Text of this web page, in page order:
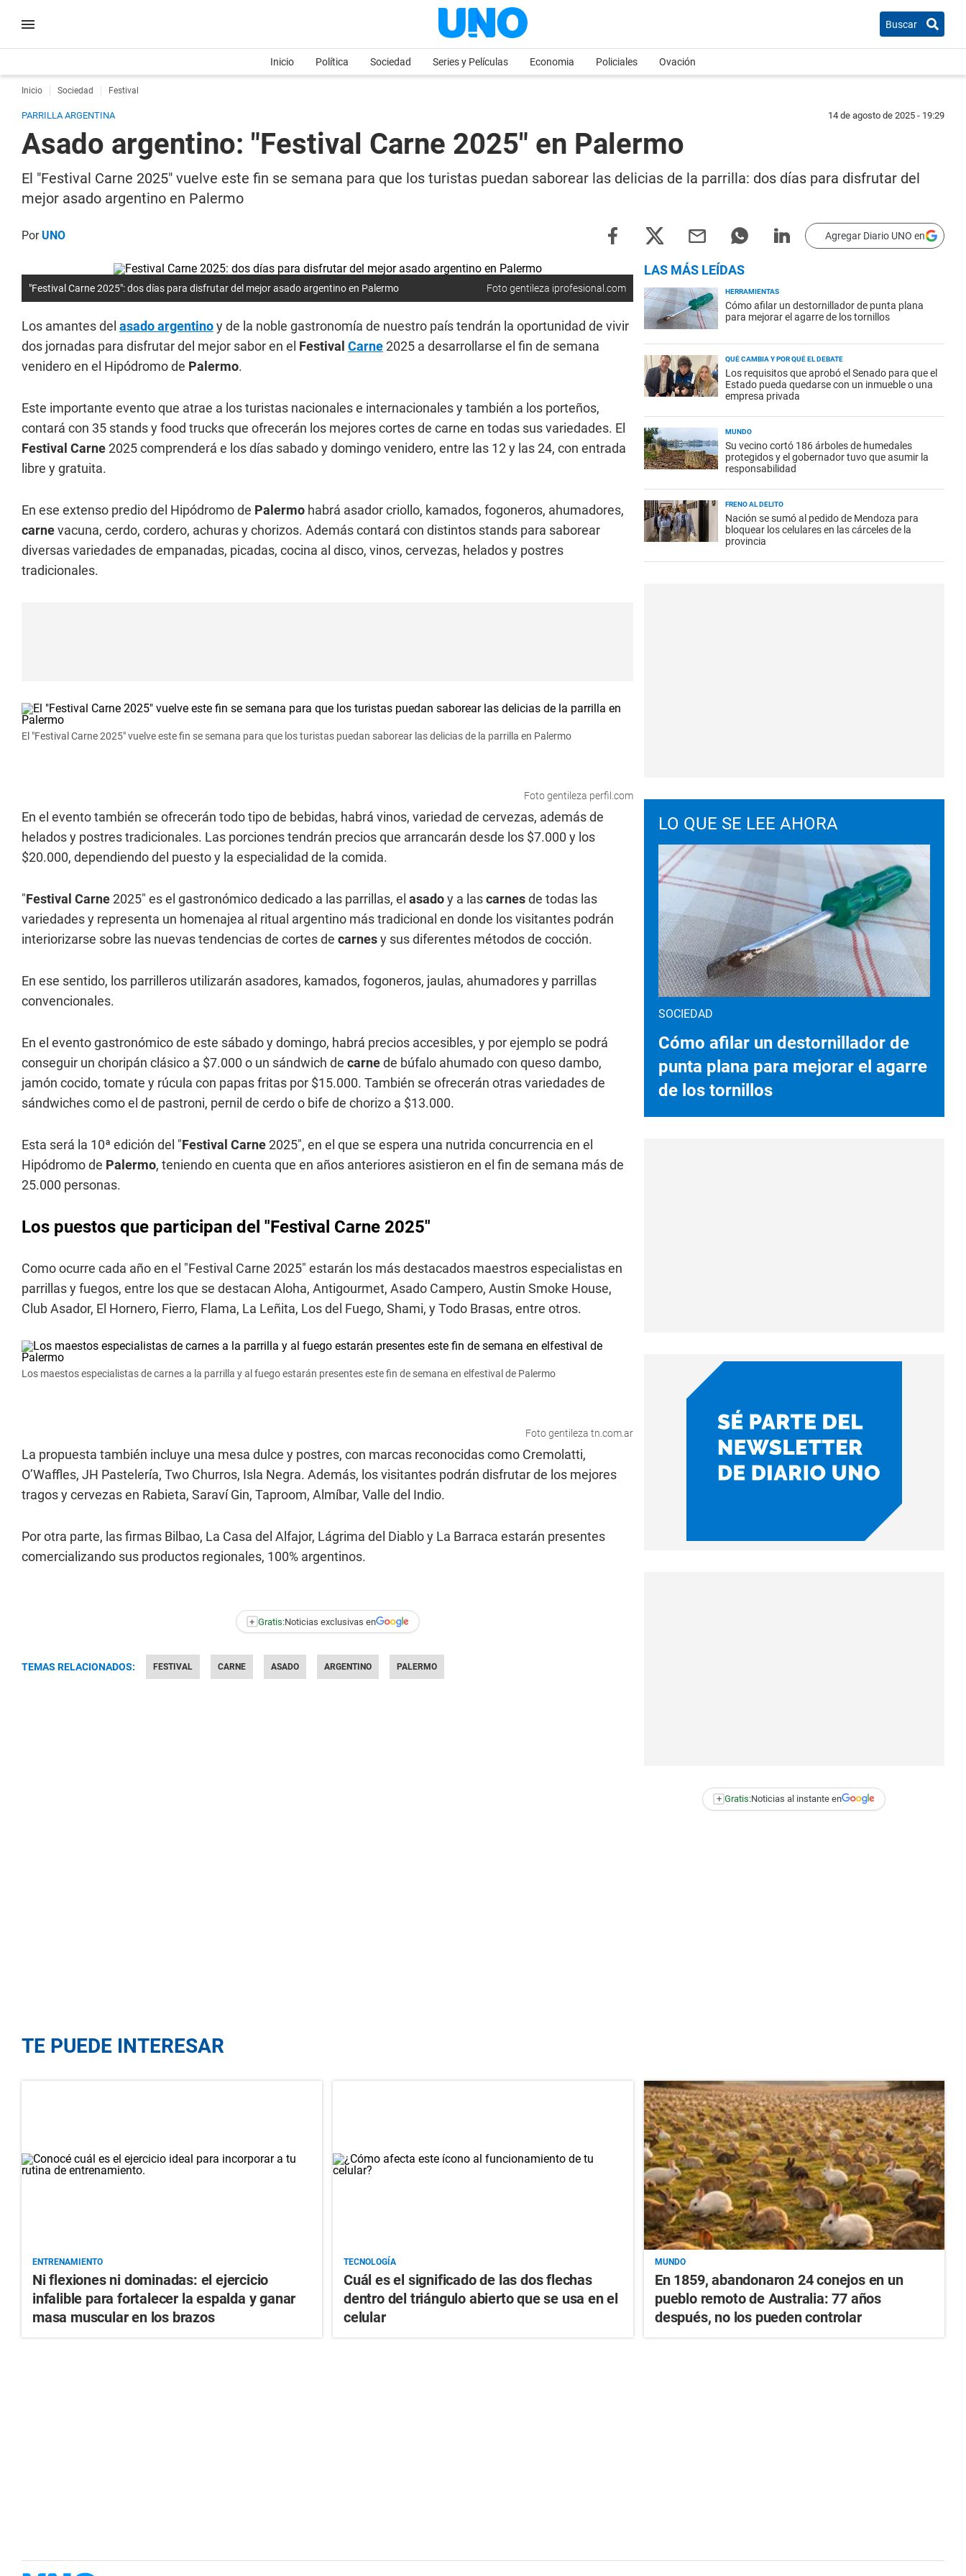
Buscar
Inicio Política Sociedad Series y Películas Economia Policiales Ovación
Inicio Sociedad Festival
PARRILLA ARGENTINA 14 de agosto de 2025 - 19:29
Asado argentino: "Festival Carne 2025" en Palermo
El "Festival Carne 2025" vuelve este fin se semana para que los turistas puedan saborear las delicias de la parrilla: dos días para disfrutar del
mejor asado argentino en Palermo
PorUNO Agregar Diario UNO en
"Festival Carne 2025": dos días para disfrutar del mejor asado argentino en Palermo Foto gentileza iprofesional.com
Los amantes del asado argentinoy de la noble gastronomía de nuestro país tendrán la oportunidad de vivir
dos jornadas para disfrutar del mejor sabor en el Festival Carne2025 a desarrollarse el fin de semana
venidero en el Hipódromo de Palermo.
Este importante evento que atrae a los turistas nacionales e internacionales y también a los porteños,
contará con 35 stands y food trucks que ofrecerán los mejores cortes de carne en todas sus variedades. El
Festival Carne2025 comprenderá e los días sabado y domingo venidero, entre las 12 y las 24, con entrada
libre y gratuita.
En ese extenso predio del Hipódromo de Palermo habrá asador criollo, kamados, fogoneros, ahumadores,
carnevacuna, cerdo, cordero, achuras y chorizos. Además contará con distintos stands para saborear
diversas variedades de empanadas, picadas, cocina al disco, vinos, cervezas, helados y postres
tradicionales.
El "Festival Carne 2025" vuelve este fin se semana para que los turistas puedan saborear las delicias de la parrilla en Palermo
Foto gentileza perfil.com
En el evento también se ofrecerán todo tipo de bebidas, habrá vinos, variedad de cervezas, además de
helados y postres tradicionales. Las porciones tendrán precios que arrancarán desde los $7.000 y los
$20.000, dependiendo del puesto y la especialidad de la comida.
"Festival Carne2025" es el gastronómico dedicado a las parrillas, el asadoy a lascarnesde todas las
variedades y representa un homenajea al ritual argentino más tradicional en donde los visitantes podrán
interiorizarse sobre las nuevas tendencias de cortes de carnesy sus diferentes métodos de cocción.
En ese sentido, los parrilleros utilizarán asadores, kamados, fogoneros, jaulas, ahumadores y parrillas
convencionales.
En el evento gastronómico de este sábado y domingo, habrá precios accesibles, y por ejemplo se podrá
conseguir un choripán clásico a $7.000 o un sándwich de carnede búfalo ahumado con queso dambo,
jamón cocido, tomate y rúcula con papas fritas por $15.000. También se ofrecerán otras variedades de
sándwiches como el de pastroni, pernil de cerdo o bife de chorizo a $13.000.
Esta será la 10ª edición del "Festival Carne2025", en el que se espera una nutrida concurrencia en el
Hipódromo de Palermo, teniendo en cuenta que en años anteriores asistieron en el fin de semana más de
25.000 personas.
Los puestos que participan del "Festival Carne 2025"
Como ocurre cada año en el "Festival Carne 2025" estarán los más destacados maestros especialistas en
parrillas y fuegos, entre los que se destacan Aloha, Antigourmet, Asado Campero, Austin Smoke House,
Club Asador, El Hornero, Fierro, Flama, La Leñita, Los del Fuego, Shami, y Todo Brasas, entre otros.
Los maestos especialistas de carnes a la parrilla y al fuego estarán presentes este fin de semana en elfestival de Palermo
Foto gentileza tn.com.ar
La propuesta también incluye una mesa dulce y postres, con marcas reconocidas como Cremolatti,
O’Waffles, JH Pastelería, Two Churros, Isla Negra. Además, los visitantes podrán disfrutar de los mejores
tragos y cervezas en Rabieta, Saraví Gin, Taproom, Almíbar, Valle del Indio.
Por otra parte, las firmas Bilbao, La Casa del Alfajor, Lágrima del Diablo y La Barraca estarán presentes
comercializando sus productos regionales, 100% argentinos.
+ Gratis:Noticias exclusivas en
TEMAS RELACIONADOS: FESTIVAL CARNE ASADO ARGENTINO PALERMO
LAS MÁS LEÍDAS
HERRAMIENTAS
Cómo afilar un destornillador de punta plana
para mejorar el agarre de los tornillos
QUÉ CAMBIA Y POR QUÉ EL DEBATE
Los requisitos que aprobó el Senado para que el
Estado pueda quedarse con un inmueble o una
empresa privada
MUNDO
Su vecino cortó 186 árboles de humedales
protegidos y el gobernador tuvo que asumir la
responsabilidad
FRENO AL DELITO
Nación se sumó al pedido de Mendoza para
bloquear los celulares en las cárceles de la
provincia
LO QUE SE LEE AHORA
SOCIEDAD
Cómo afilar un destornillador de
punta plana para mejorar el agarre
de los tornillos
+ Gratis:Noticias al instante en
TE PUEDE INTERESAR
ENTRENAMIENTO
Ni flexiones ni dominadas: el ejercicio
infalible para fortalecer la espalda y ganar
masa muscular en los brazos
TECNOLOGÍA
Cuál es el significado de las dos flechas
dentro del triángulo abierto que se usa en el
celular
MUNDO
En 1859, abandonaron 24 conejos en un
pueblo remoto de Australia: 77 años
después, no los pueden controlar